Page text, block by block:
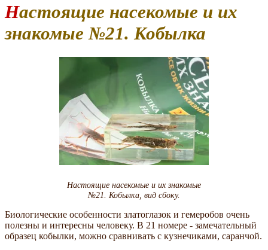
Настоящие насекомые и их
знакомые №21. Кобылка
Настоящие насекомые и их знакомые
№21. Кобылка, вид сбоку.
Биологические особенности златоглазок и гемеробов очень
полезны и интересны человеку. В 21 номере - замечательный
образец кобылки, можно сравнивать с кузнечиками, саранчой.